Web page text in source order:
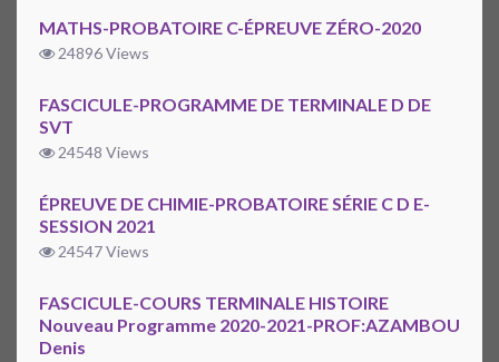
MATHS-PROBATOIRE C-ÉPREUVE ZÉRO-2020
24896 Views
FASCICULE-PROGRAMME DE TERMINALE D DE
SVT
24548 Views
ÉPREUVE DE CHIMIE-PROBATOIRE SÉRIE C D E-
SESSION 2021
24547 Views
FASCICULE-COURS TERMINALE HISTOIRE
Nouveau Programme 2020-2021-PROF:AZAMBOU
Denis